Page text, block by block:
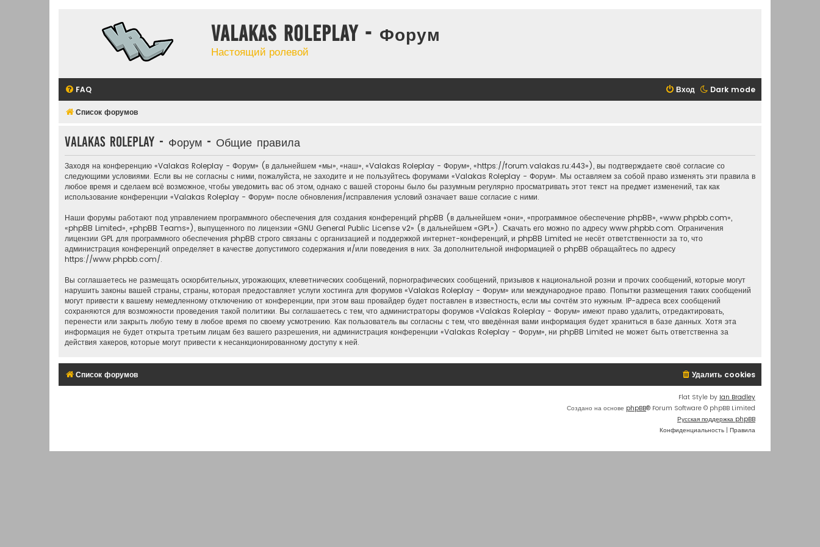
Valakas Roleplay - Форум
Настоящий ролевой
Dark mode
FAQ Вход
Список форумов
Valakas Roleplay - Форум - Общие правила
Заходя на конференцию «Valakas Roleplay - Форум» (в дальнейшем «мы», «наш», «Valakas Roleplay - Форум», «https://forum.valakas.ru:443»), вы подтверждаете своё согласие со
следующими условиями. Если вы не согласны с ними, пожалуйста, не заходите и не пользуйтесь форумами «Valakas Roleplay - Форум». Мы оставляем за собой право изменять эти правила в
любое время и сделаем всё возможное, чтобы уведомить вас об этом, однако с вашей стороны было бы разумным регулярно просматривать этот текст на предмет изменений, так как
использование конференции «Valakas Roleplay - Форум» после обновления/исправления условий означает ваше согласие с ними.
Наши форумы работают под управлением программного обеспечения для создания конференций phpBB (в дальнейшем «они», «программное обеспечение phpBB», «www.phpbb.com»,
«phpBB Limited», «phpBB Teams»), выпущенного по лицензии «GNU General Public License v2» (в дальнейшем «GPL»). Скачать его можно по адресу www.phpbb.com. Ограничения
лицензии GPL для программного обеспечения phpBB строго связаны с организацией и поддержкой интернет-конференций, и phpBB Limited не несёт ответственности за то, что
администрация конференций определяет в качестве допустимого содержания и/или поведения в них. За дополнительной информацией о phpBB обращайтесь по адресу
https://www.phpbb.com/.
Вы соглашаетесь не размещать оскорбительных, угрожающих, клеветнических сообщений, порнографических сообщений, призывов к национальной розни и прочих сообщений, которые могут
нарушить законы вашей страны, страны, которая предоставляет услуги хостинга для форумов «Valakas Roleplay - Форум» или международное право. Попытки размещения таких сообщений
могут привести к вашему немедленному отключению от конференции, при этом ваш провайдер будет поставлен в известность, если мы сочтём это нужным. IP-адреса всех сообщений
сохраняются для возможности проведения такой политики. Вы соглашаетесь с тем, что администраторы форумов «Valakas Roleplay - Форум» имеют право удалить, отредактировать,
перенести или закрыть любую тему в любое время по своему усмотрению. Как пользователь вы согласны с тем, что введённая вами информация будет храниться в базе данных. Хотя эта
информация не будет открыта третьим лицам без вашего разрешения, ни администрация конференции «Valakas Roleplay - Форум», ни phpBB Limited не может быть ответственна за
действия хакеров, которые могут привести к несанкционированному доступу к ней.
Список форумов Удалить cookies
Flat Style by Ian Bradley
Создано на основе phpBB® Forum Software © phpBB Limited
Русская поддержка phpBB
Конфиденциальность | Правила